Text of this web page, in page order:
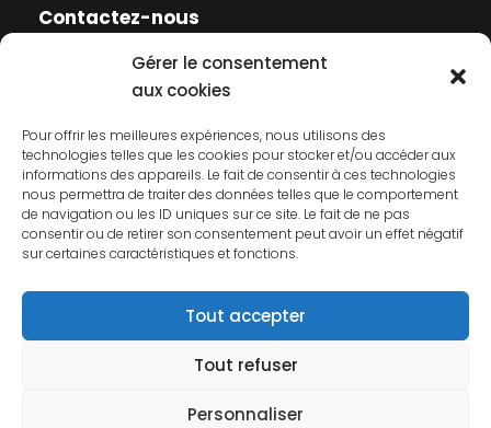
Gérer le consentement
aux cookies
Pour offrir les meilleures expériences, nous utilisons des
technologies telles que les cookies pour stocker et/ou accéder aux
informations des appareils. Le fait de consentir à ces technologies
nous permettra de traiter des données telles que le comportement
de navigation ou les ID uniques sur ce site. Le fait de ne pas
consentir ou de retirer son consentement peut avoir un effet négatif
sur certaines caractéristiques et fonctions.
Tout accepter
Tout refuser
Personnaliser
Contactez-nous
Contactez-nous
Mentions légales
Politique de cookies
Politique de confidentialité
© 2026 AFCP. Tous droits réservés.